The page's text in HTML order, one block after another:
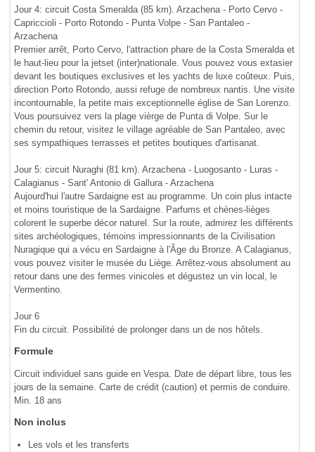
Jour 4: circuit Costa Smeralda (85 km). Arzachena - Porto Cervo -
Capriccioli - Porto Rotondo - Punta Volpe - San Pantaleo -
Arzachena
Premier arrêt, Porto Cervo, l'attraction phare de la Costa Smeralda et
le haut-lieu pour la jetset (inter)nationale. Vous pouvez vous extasier
devant les boutiques exclusives et les yachts de luxe coûteux. Puis,
direction Porto Rotondo, aussi refuge de nombreux nantis. Une visite
incontournable, la petite mais exceptionnelle église de San Lorenzo.
Vous poursuivez vers la plage vièrge de Punta di Volpe. Sur le
chemin du retour, visitez le village agréable de San Pantaleo, avec
ses sympathiques terrasses et petites boutiques d'artisanat.
Jour 5: circuit Nuraghi (81 km). Arzachena - Luogosanto - Luras -
Calagianus - Sant' Antonio di Gallura - Arzachena
Aujourd'hui l'autre Sardaigne est au programme. Un coin plus intacte
et moins touristique de la Sardaigne. Parfums et chènes-lièges
colorent le superbe décor naturel. Sur la route, admirez les différents
sites archéologiques, témoins impressionnants de la Civilisation
Nuragique qui a vécu en Sardaigne à l'Âge du Bronze. A Calagianus,
vous pouvez visiter le musée du Liège. Arrêtez-vous absolument au
retour dans une des fermes vinicoles et dégustez un vin local, le
Vermentino.
Jour 6
Fin du circuit. Possibilité de prolonger dans un de nos hôtels.
Formule
Circuit individuel sans guide en Vespa. Date de départ libre, tous les
jours de la semaine. Carte de crédit (caution) et permis de conduire.
Min. 18 ans
Non inclus
Les vols et les transferts